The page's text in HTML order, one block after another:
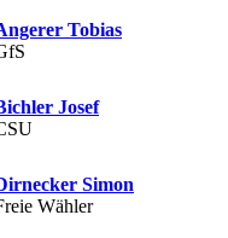
Tobias
Josef
Simon
Wähler